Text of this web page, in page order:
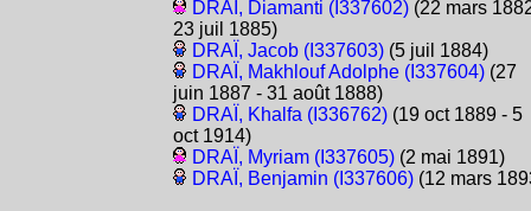
DRAÏ, Diamanti (I337602)(22 mars
23 juil 1885)
DRAÏ, Jacob (I337603)(5 juil 1884)
DRAÏ, Makhlouf Adolphe (I337604)(27
juin 1887 - 31 août 1888)
DRAÏ, Khalfa (I336762)(19 oct 1889 - 5
oct 1914)
DRAÏ, Myriam (I337605)(2 mai 1891)
DRAÏ, Benjamin (I337606)(12 mars